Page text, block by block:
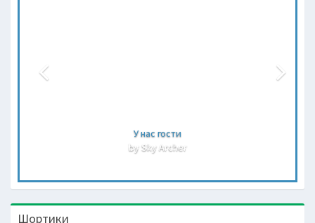
У нас гости
by Sky Archer
Шортики